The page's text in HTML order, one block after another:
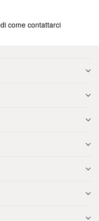
come contattarci